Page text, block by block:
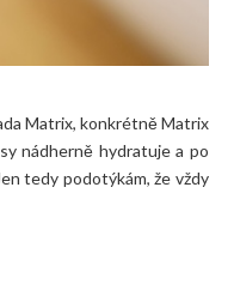
Matrix, konkrétně Matrix
nádherně hydratuje a po
tedy podotýkám, že vždy